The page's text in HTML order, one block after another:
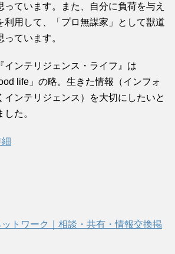
っています。また、自分に負荷を与え
利用して、「プロ無謀家」として獣道
ています。
インテリジェンス・ライフ』は
life」の略。生きた情報（インフォ
インテリジェンス）を大切にしたいと
た。
トワーク｜相談・共有・情報交換掲